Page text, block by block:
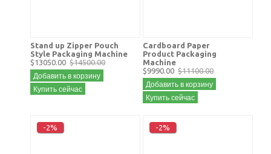
Stand up Zipper Pouch
Style Packaging Machine
$13050.00 $14500.00
Добавить в корзину
Купить сейчас
Cardboard Paper
Product Packaging
Machine
$9990.00 $11100.00
Добавить в корзину
Купить сейчас
-2% -2%